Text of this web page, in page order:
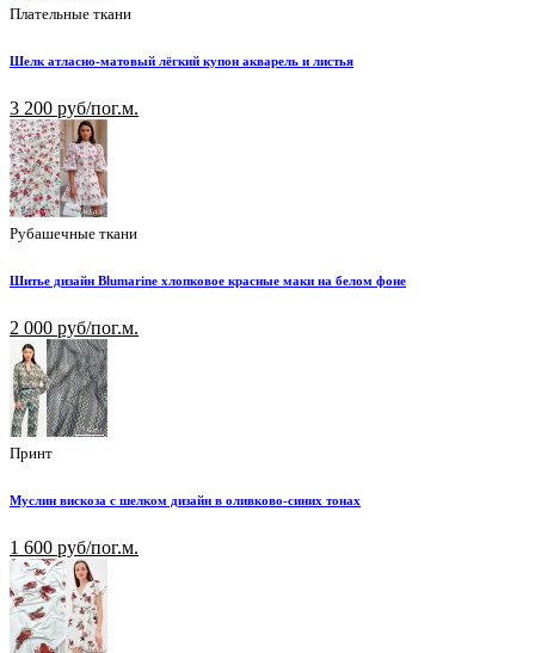
Плательные ткани
Шелк атласно-матовый лёгкий купон акварель и листья
3 200 руб/пог.м.
Рубашечные ткани
Шитье дизайн Blumarine хлопковое красные маки на белом фоне
2 000 руб/пог.м.
Принт
Муслин вискоза с шелком дизайн в оливково-синих тонах
1 600 руб/пог.м.